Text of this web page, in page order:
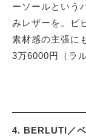
ーソールという
みレザーを。ビ
素材感の主張に
3万6000円（ラ
4. BERLUTI／